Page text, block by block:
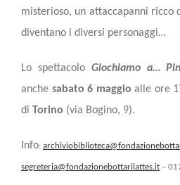
misterioso, un attaccapanni ricco
diventano i diversi personaggi…
Lo spettacolo Giochiamo a…
anche sabato 6 maggio alle ore
di Torino (via Bogino, 9).
Info:
segreteria@fondazionebottarilattes.it –